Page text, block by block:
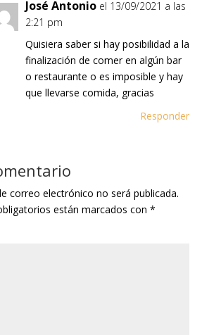
José Antonio el 13/09/2021 a las
2:21 pm
Quisiera saber si hay posibilidad a la
finalización de comer en algún bar
o restaurante o es imposible y hay
que llevarse comida, gracias
Responder
correo electrónico no será publicada.
están marcados con *